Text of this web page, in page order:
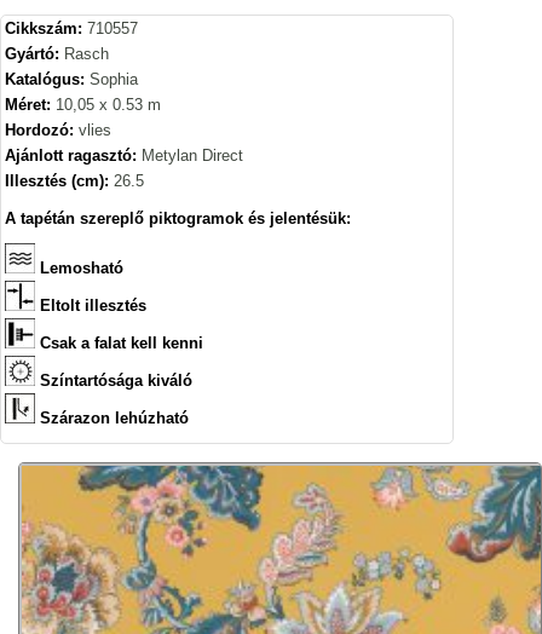
Cikkszám: 710557
Gyártó: Rasch
Katalógus: Sophia
Méret: 10,05 x 0.53 m
Hordozó: vlies
Ajánlott ragasztó: Metylan Direct
Illesztés (cm): 26.5
A tapétán szereplő piktogramok és jelentésük:
Lemosható
Eltolt illesztés
Csak a falat kell kenni
Színtartósága kiváló
Szárazon lehúzható